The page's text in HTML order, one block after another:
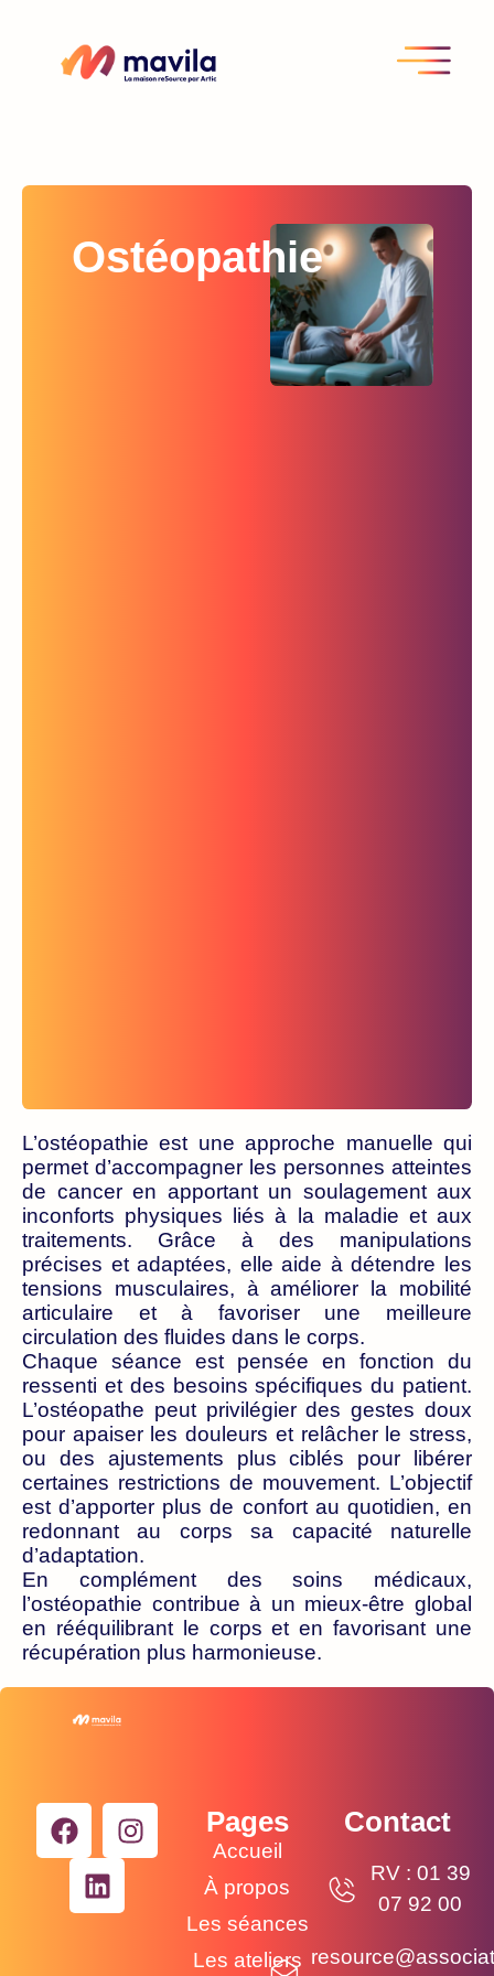
Ostéopathie
L’ostéopathie est une approche manuelle qui
permet d’accompagner les personnes atteintes
de cancer en apportant un soulagement aux
inconforts physiques liés à la maladie et aux
traitements. Grâce à des manipulations
précises et adaptées, elle aide à détendre les
tensions musculaires, à améliorer la mobilité
articulaire et à favoriser une meilleure
circulation des fluides dans le corps.
Chaque séance est pensée en fonction du
ressenti et des besoins spécifiques du patient.
L’ostéopathe peut privilégier des gestes doux
pour apaiser les douleurs et relâcher le stress,
ou des ajustements plus ciblés pour libérer
certaines restrictions de mouvement. L’objectif
est d’apporter plus de confort au quotidien, en
redonnant au corps sa capacité naturelle
d’adaptation.
En complément des soins médicaux,
l’ostéopathie contribue à un mieux-être global
en rééquilibrant le corps et en favorisant une
récupération plus harmonieuse.
Pages
Accueil
À propos
Les séances
Les ateliers
Contact
RV : 01 39
07 92 00